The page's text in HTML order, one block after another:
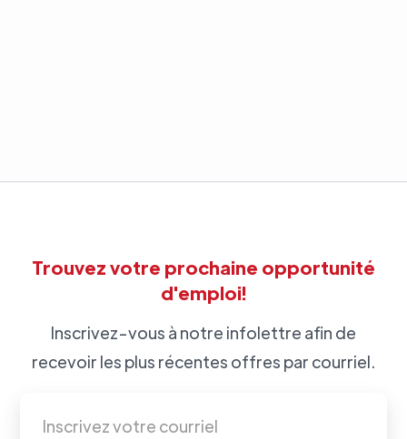
Trouvez votre prochaine opportunité
d'emploi!
Inscrivez-vous à notre infolettre afin de
recevoir les plus récentes offres par courriel.